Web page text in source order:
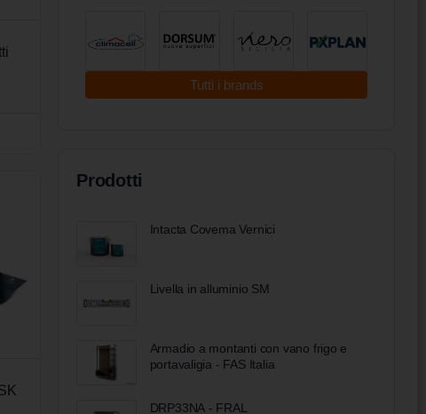
Tutti i brands
Prodotti
Intacta Covema Vernici
Livella in alluminio SM
Armadio a montanti con vano frigo e
portavaligia - FAS Italia
DRP33NA - FRAL